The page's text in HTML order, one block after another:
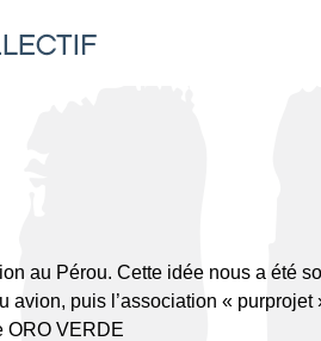
au Pérou. Cette idée nous a été
avion, puis l’association «
ORO VERDE